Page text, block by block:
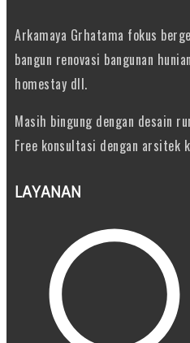
Arkamaya Grhatama fokus
bangun renovasi bangunan
homestay dll.
Masih bingung dengan desain
Free konsultasi dengan arsitek
LAYANAN